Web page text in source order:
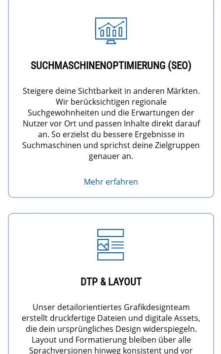
SUCHMASCHINENOPTIMIERUNG (SEO)
Steigere deine Sichtbarkeit in anderen Märkten.
Wir berücksichtigen regionale
Suchgewohnheiten und die Erwartungen der
Nutzer vor Ort und passen Inhalte direkt darauf
an. So erzielst du bessere Ergebnisse in
Suchmaschinen und sprichst deine Zielgruppen
genauer an.
Mehr erfahren
DTP & LAYOUT
Unser detailorientiertes Grafikdesignteam
erstellt druckfertige Dateien und digitale Assets,
die dein ursprüngliches Design widerspiegeln.
Layout und Formatierung bleiben über alle
Sprachversionen hinweg konsistent und vor